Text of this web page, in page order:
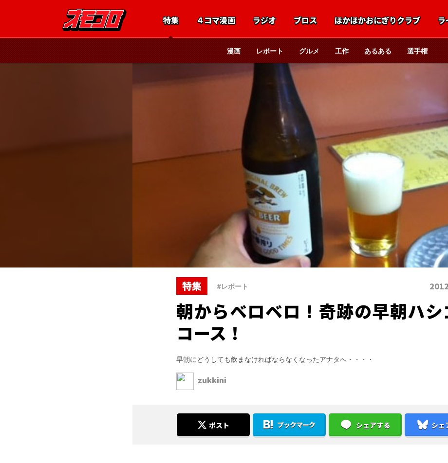
特集 ４コマ漫画 ラジオ ブロス ほかほかおにぎりクラブ ラ
漫画 レポート グルメ 工作 あるある 選手権
特集 #レポート
朝からベロベロ！奇跡の早朝ハシ
コース！
早朝にどうしても飲まなければならなくなったアナタへ・・・・
zukkini
ポスト ブックマーク シェアする シェ